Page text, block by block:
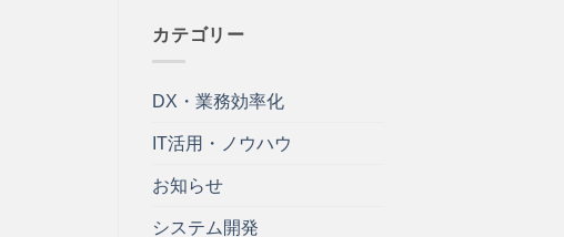
カテゴリー
DX・業務効率化
IT活用・ノウハウ
お知らせ
システム開発